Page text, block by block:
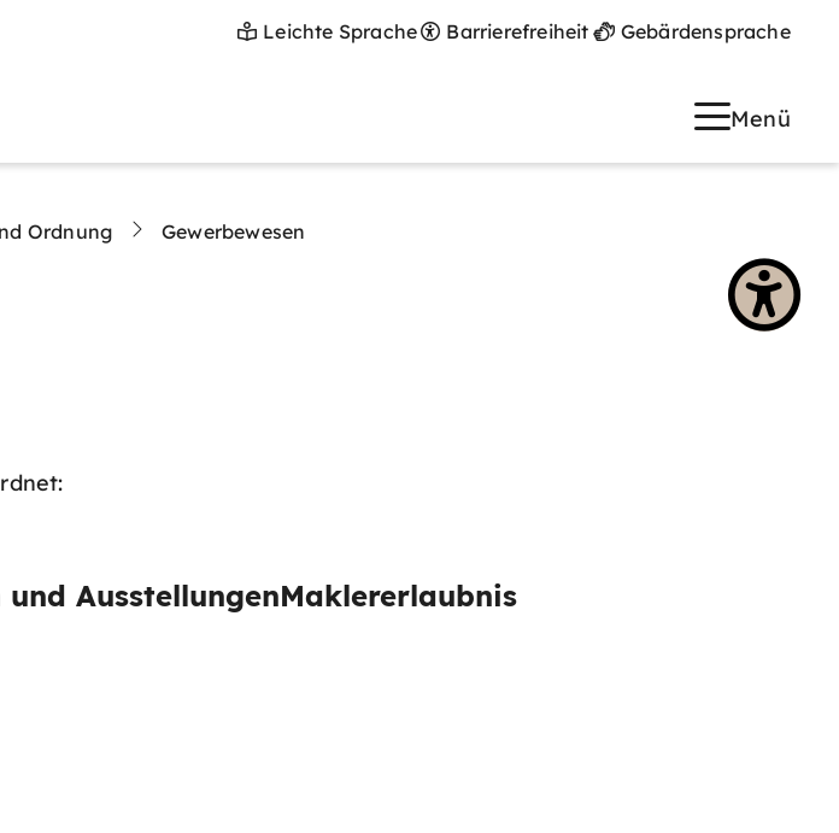
Leichte Sprache Barrierefreiheit Gebärdensprache
Menü
Ordnung Gewerbewesen
und AusstellungenMaklererlaubnis